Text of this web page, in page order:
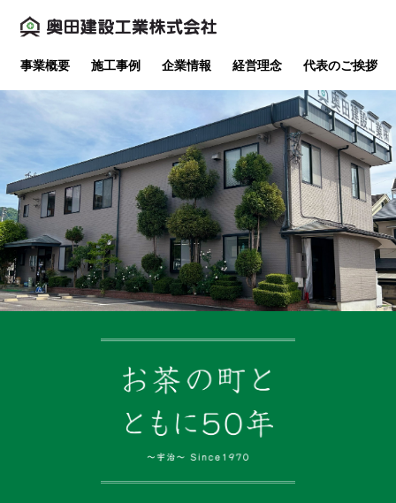
事業概要 施工事例 企業情報 経営理念 代表のご挨拶